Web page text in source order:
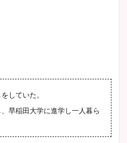
肉も凄い！
ヤバすぎww原因や痩せたダ
していた。
早稲田大学に進学し一人暮ら